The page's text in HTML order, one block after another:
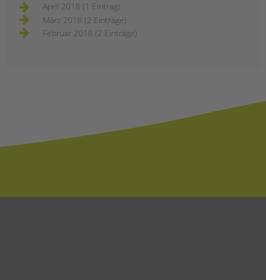
April 2018 (1 Eintrag)
März 2018 (2 Einträge)
Februar 2018 (2 Einträge)